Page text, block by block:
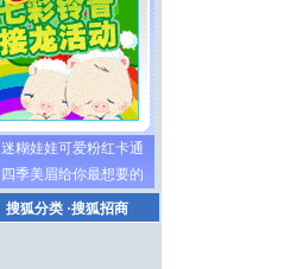
迷糊娃娃可爱粉红卡通
四季美眉给你最想要的
搜狐分类·搜狐招商